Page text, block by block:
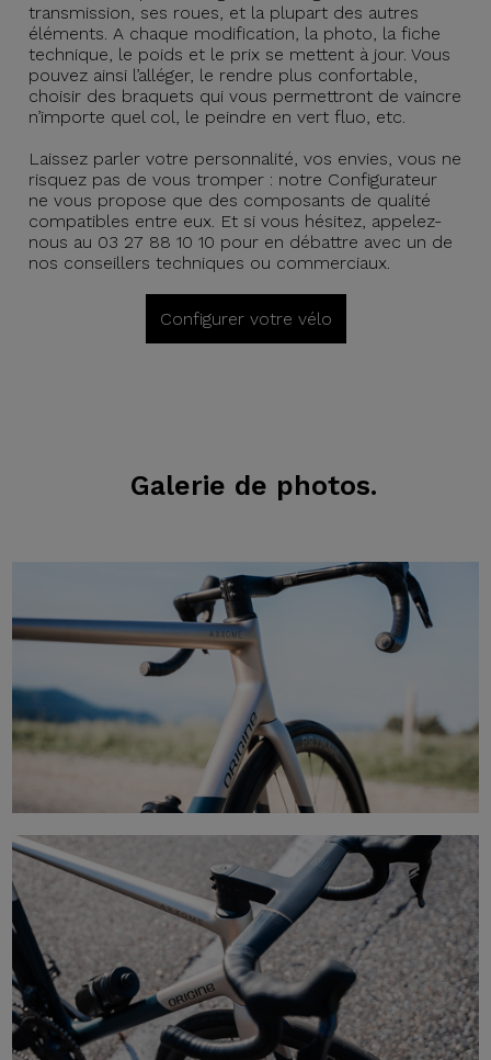
transmission, ses roues, et la plupart des autres
éléments. A chaque modification, la photo, la fiche
technique, le poids et le prix se mettent à jour. Vous
pouvez ainsi l’alléger, le rendre plus confortable,
choisir des braquets qui vous permettront de vaincre
n’importe quel col, le peindre en vert fluo, etc.
Laissez parler votre personnalité, vos envies, vous ne
risquez pas de vous tromper : notre Configurateur
ne vous propose que des composants de qualité
compatibles entre eux. Et si vous hésitez, appelez-
nous au 03 27 88 10 10 pour en débattre avec un de
nos conseillers techniques ou commerciaux.
Configurer votre vélo
Galerie de photos.